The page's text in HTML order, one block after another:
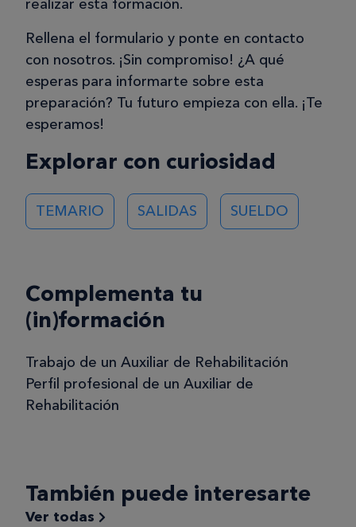
realizar esta formación.
Rellena el formulario y ponte en contacto
con nosotros. ¡Sin compromiso! ¿A qué
esperas para informarte sobre esta
preparación? Tu futuro empieza con ella. ¡Te
esperamos!
Explorar con curiosidad
TEMARIO SALIDAS SUELDO
Complementa tu
(in)formación
Trabajo de un Auxiliar de Rehabilitación
Perfil profesional de un Auxiliar de
Rehabilitación
También puede interesarte
Ver todas